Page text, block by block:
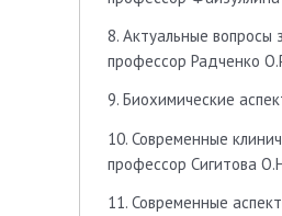
8. Актуальные
профессор Радченко
9. Биохимические
10. Современные
профессор Сигитова
11. Современные